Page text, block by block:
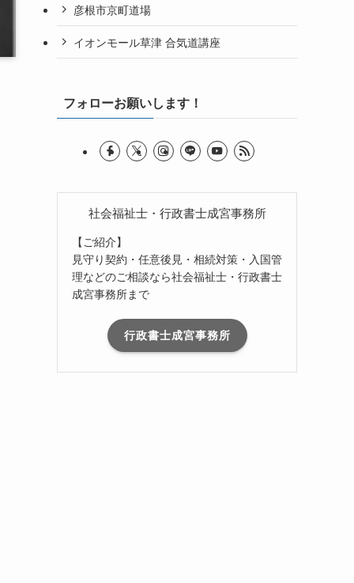
彦根市京町道場
イオンモール草津 合気道講座
フォローお願いします！
社会福祉士・行政書士成宮事務所
【ご紹介】
見守り契約・任意後見・相続対策・入国管
理などのご相談なら社会福祉士・行政書士
成宮事務所まで
行政書士成宮事務所